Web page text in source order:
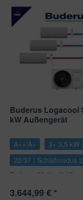
Buderus Logacool
kW Außengerät
A++/A+
3× 3,5 kW
22/37 | Schlafmodus
Buderus Multisplit
3.644,99 € *